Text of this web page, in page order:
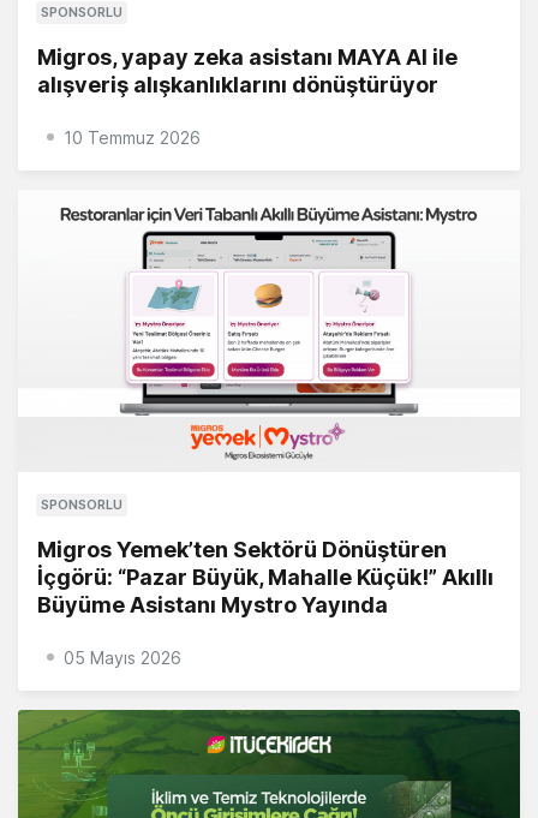
SPONSORLU
Migros, yapay zeka asistanı MAYA AI ile
alışveriş alışkanlıklarını dönüştürüyor
10 Temmuz 2026
SPONSORLU
Migros Yemek’ten Sektörü Dönüştüren
İçgörü: “Pazar Büyük, Mahalle Küçük!” Akıllı
Büyüme Asistanı Mystro Yayında
05 Mayıs 2026